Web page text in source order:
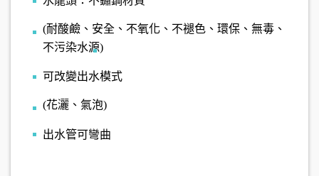
(耐酸鹼、安全、不氧化、不褪色、環保、無毒、
不污染水源)
可改變出水模式
(花灑、氣泡)
出水管可彎曲